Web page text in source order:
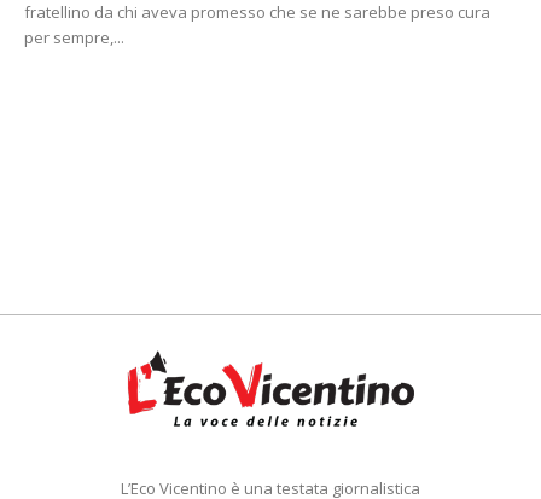
fratellino da chi aveva promesso che se ne sarebbe preso cura
per sempre,...
L’Eco Vicentino è una testata giornalistica